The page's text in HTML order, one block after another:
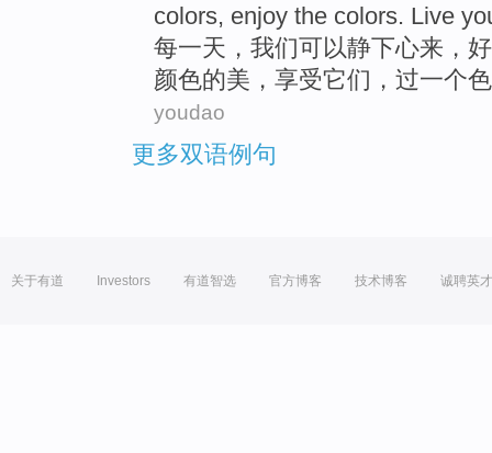
colors, enjoy the colors. Live
每一天 ，我们可以静下心来 ，
颜色的美， 享受它们， 过一个
youdao
更多双语例句
关于有道 Investors 有道智选 官方博客 技术博客 诚聘英才